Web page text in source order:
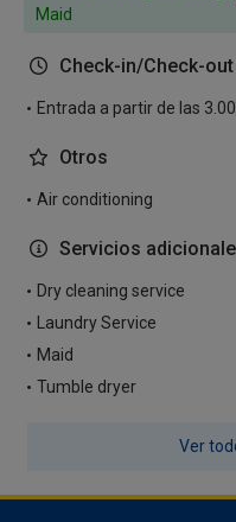
Maid
Check-in/Check-out
Entrada a partir de las
Otros
Air conditioning
Servicios
Dry cleaning service
Laundry Service
Maid
Tumble dryer
Ver